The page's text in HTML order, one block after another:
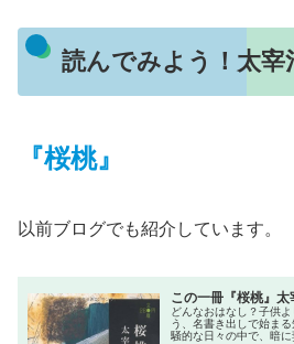
読んでみよう！太宰
『桜桃』
以前ブログでも紹介しています。
この一冊『桜桃』
どんなおはなし？子供
う、名書き出しで始ま
騒的な日々の中で、暗